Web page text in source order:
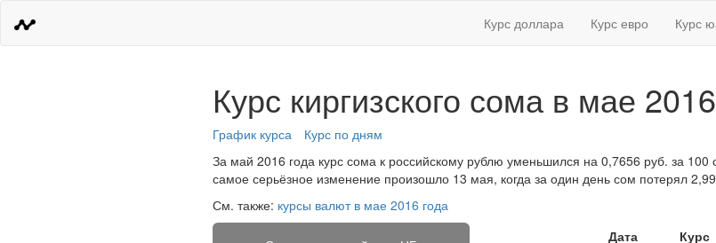
Курс доллара Курс евро Курс
Курс киргизского сома в мае
График курса
Курс по дням
За май 2016 года курс сома к российскому рублю уменьшился на 0,7656 руб. за 100
самое серьёзное изменение произошло 13 мая, когда за один день сом потерял
См. также: курсы валют в мае 2016 года
Дата
Курс